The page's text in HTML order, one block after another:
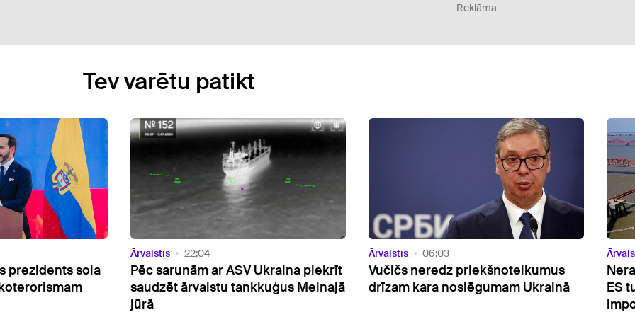
Reklāma
Tev varētu patikt
Ukraina piekrīt
Melnajā
Ārvalstīs 06:03
Vučičs neredz priekšnoteikumus
drīzam kara noslēgumam Ukrainā
Ārvalstīs 21:09
Neraugoties uz plāniem atteikties,
ES turpina palielināt Krievijas gāzes